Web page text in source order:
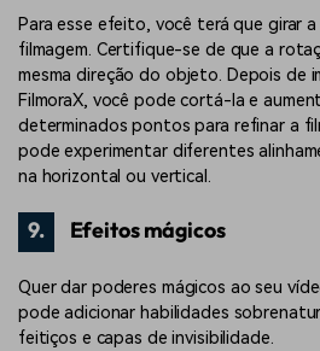
Para esse efeito, você terá que girar
filmagem. Certifique-se de que a
mesma direção do objeto. Depois de
FilmoraX, você pode cortá-la e
determinados pontos para refinar a
pode experimentar diferentes
na horizontal ou vertical.
9. Efeitos mágicos
Quer dar poderes mágicos ao seu
pode adicionar habilidades
feitiços e capas de invisibilidade.